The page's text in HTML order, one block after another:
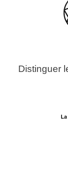
Distinguer